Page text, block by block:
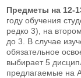
Предметы на 12-
году обучения
редко 3), на
до 3. В случае
обязательное
выбирает 5
предлагаемые на